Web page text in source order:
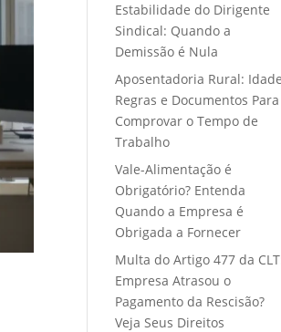
Estabilidade do Dirigente
Sindical: Quando a
Demissão é Nula
Aposentadoria Rural:
Regras e Documentos Para
Comprovar o Tempo de
Trabalho
Vale-Alimentação é
Obrigatório? Entenda
Quando a Empresa é
Obrigada a Fornecer
Multa do Artigo 477 da
Empresa Atrasou o
Pagamento da Rescisão?
Veja Seus Direitos